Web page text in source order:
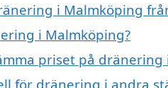
i Malmköping
i Malmköping?
priset på dränering
för dränering i andra